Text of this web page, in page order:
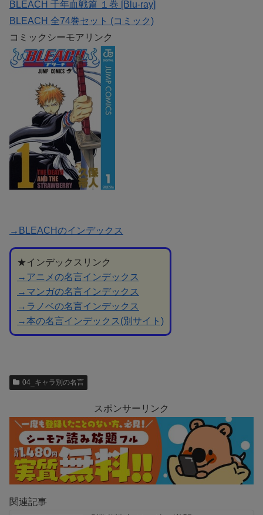
BLEACH 千年血戦篇 １巻 [Blu-ray]
BLEACH 全74巻セット (コミック)
コミックシーモアリンク
→BLEACHのインデックス
★インデックスリンク
→アニメの名言インデックス
→マンガの名言インデックス
→ラノベの名言インデックス
→本の名言インデックス(別サイト)
04_キャラ別の名言
スポンサーリンク
関連記事